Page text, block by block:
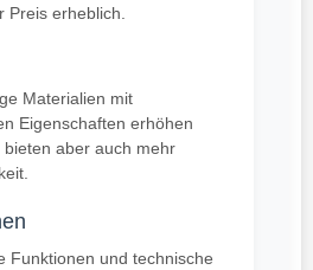
Preis erheblich.
Materialien mit
Eigenschaften erhöhen
bieten aber auch mehr
Funktionen und technische